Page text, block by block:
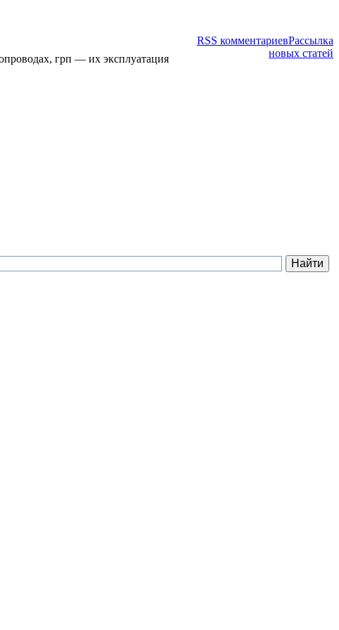
грп — их эксплуатация
RSS комментариевРассылка
новых статей